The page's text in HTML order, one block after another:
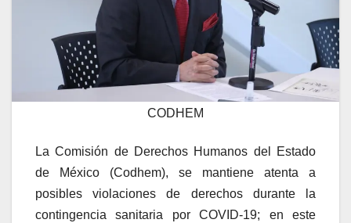
CODHEM
La Comisión de Derechos Humanos del Estado
de México (Codhem), se mantiene atenta a
posibles violaciones de derechos durante la
contingencia sanitaria por COVID-19; en este